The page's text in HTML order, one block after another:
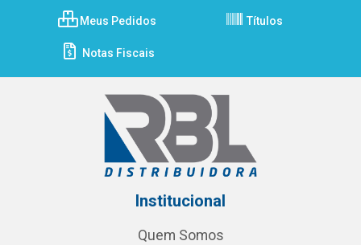
Meus Pedidos Títulos
Notas Fiscais
Institucional
Quem Somos